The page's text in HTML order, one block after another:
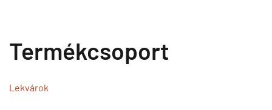
Termékcsoport
Lekvárok